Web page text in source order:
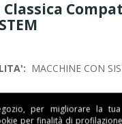
Classica
MACCHINE CON
sublime, corpo
per migliorare la tua
per finalità di